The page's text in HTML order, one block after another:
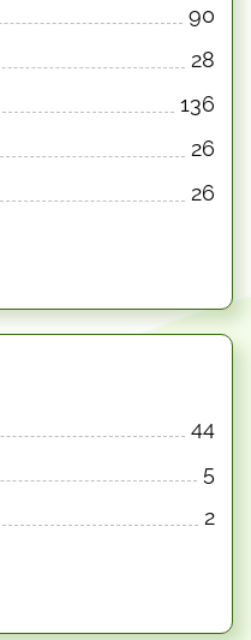
90
28
136
26
26
44
5
2